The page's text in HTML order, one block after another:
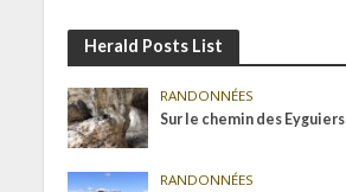
Herald Posts List
RANDONNÉES
Sur le chemin des Eyguiers
RANDONNÉES